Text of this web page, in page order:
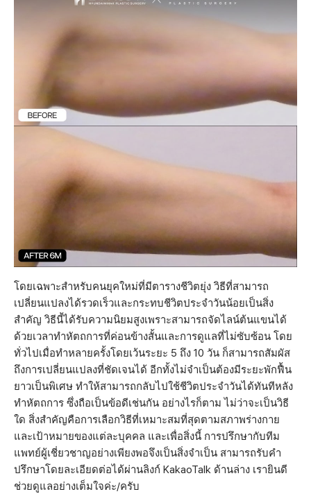
โดยเฉพาะสำหรับคนยุคใหม่ที่มีตารางชีวิตยุ่ง วิธีที่สามารถ
เปลี่ยนแปลงได้รวดเร็วและกระทบชีวิตประจำวันน้อยเป็นสิ่ง
สำคัญ วิธีนี้ได้รับความนิยมสูงเพราะสามารถจัดไลน์ต้นแขนได้
ด้วยเวลาทำหัตถการที่ค่อนข้างสั้นและการดูแลที่ไม่ซับซ้อน โดย
ทั่วไปเมื่อทำหลายครั้งโดยเว้นระยะ 5 ถึง 10 วัน ก็สามารถสัมผัส
ถึงการเปลี่ยนแปลงที่ชัดเจนได้ อีกทั้งไม่จำเป็นต้องมีระยะพักฟื้น
ยาวเป็นพิเศษ ทำให้สามารถกลับไปใช้ชีวิตประจำวันได้ทันทีหลัง
ทำหัตถการ ซึ่งถือเป็นข้อดีเช่นกัน อย่างไรก็ตาม ไม่ว่าจะเป็นวิธี
ใด สิ่งสำคัญคือการเลือกวิธีที่เหมาะสมที่สุดตามสภาพร่างกาย
และเป้าหมายของแต่ละบุคคล และเพื่อสิ่งนี้ การปรึกษากับทีม
แพทย์ผู้เชี่ยวชาญอย่างเพียงพอจึงเป็นสิ่งจำเป็น สามารถรับคำ
ปรึกษาโดยละเอียดต่อได้ผ่านลิงก์ KakaoTalk ด้านล่าง เรายินดี
ช่วยดูแลอย่างเต็มใจค่ะ/ครับ